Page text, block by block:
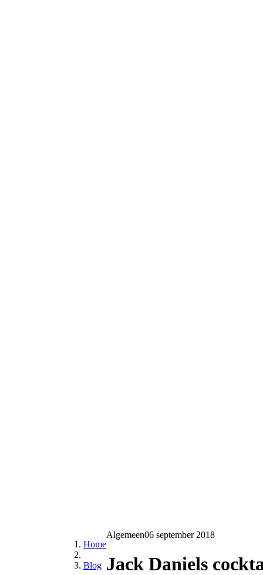
Home
Blog
Algemeen06 september 2018
Jack Daniels